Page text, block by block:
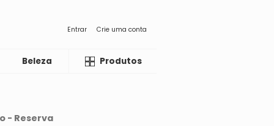
Entrar Crie uma conta
Beleza LiquidaProdutos
- Reserva